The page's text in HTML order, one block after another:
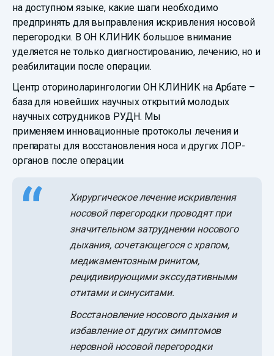
на доступном языке, какие шаги необходимо
предпринять для выправления искривления носовой
перегородки. В ОН КЛИНИК большое внимание
уделяется не только диагностированию, лечению, но и
реабилитации после операции.
Центр оториноларингологии ОН КЛИНИК на Арбате –
база для новейших научных открытий молодых
научных сотрудников РУДН. Мы
применяем инновационные протоколы лечения и
препараты для восстановления носа и других ЛОР-
органов после операции.
Хирургическое лечение искривления
носовой перегородки проводят при
значительном затруднении носового
дыхания, сочетающегося с храпом,
медикаментозным ринитом,
рецидивирующими экссудативными
отитами и синуситами.
Восстановление носового дыхания и
избавление от других симптомов
неровной носовой перегородки